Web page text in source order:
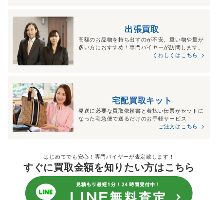
出張買取
高額のお品物を持ち出すのが不安、重い物や量が
多い方におすすめ！専門バイヤーが訪問します。
くわしくはこちら
宅配買取キット
発送に必要な買取依頼書と着払い伝票がセットに
なった宅急便で送るだけのお手軽サービス！
ご注文はこちら
はじめてでも安心！専門バイヤーが査定致します！
すぐに買取金額を知りたい方はこちら